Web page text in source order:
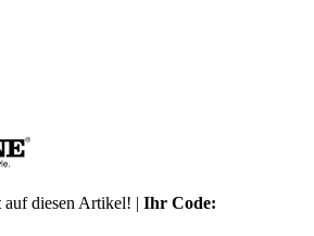
auf diesen Artikel! | Ihr Code: